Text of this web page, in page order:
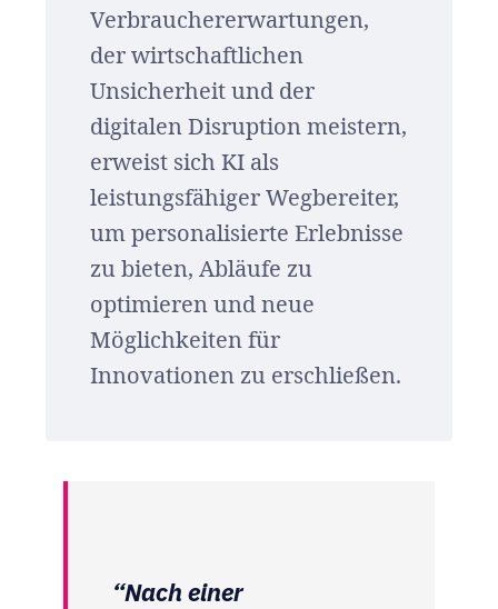
Verbrauchererwartungen,
der wirtschaftlichen
Unsicherheit und der
digitalen Disruption meistern,
erweist sich KI als
leistungsfähiger Wegbereiter,
um personalisierte Erlebnisse
zu bieten, Abläufe zu
optimieren und neue
Möglichkeiten für
Innovationen zu erschließen.
“Nach einer